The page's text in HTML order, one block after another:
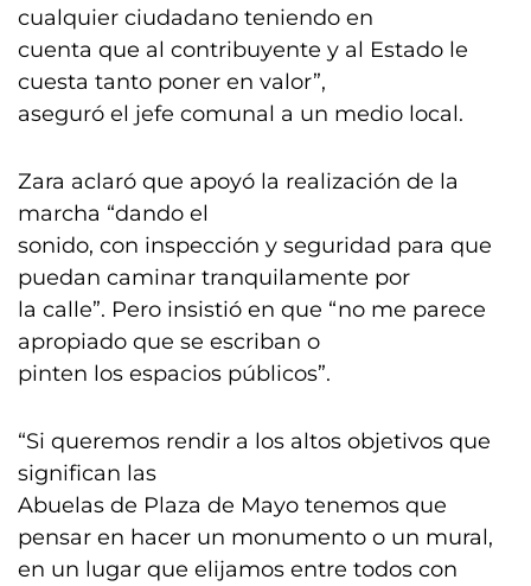
cualquier ciudadano teniendo en
cuenta que al contribuyente y al Estado le
cuesta tanto poner en valor”,
aseguró el jefe comunal a un medio local.
Zara aclaró que apoyó la realización de la
marcha “dando el
sonido, con inspección y seguridad para que
puedan caminar tranquilamente por
la calle”. Pero insistió en que “no me parece
apropiado que se escriban o
pinten los espacios públicos”.
“Si queremos rendir a los altos objetivos que
significan las
Abuelas de Plaza de Mayo tenemos que
pensar en hacer un monumento o un mural,
en un lugar que elijamos entre todos con